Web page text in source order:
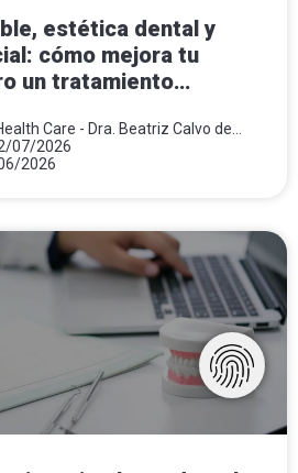
estética dental y
cómo mejora tu
un tratamiento
Care - Dra. Beatriz Calvo de
07/2026
2026